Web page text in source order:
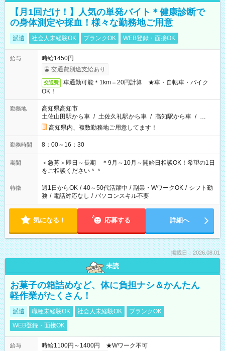
【月1回だけ！】人気の単発バイト＊健康診断で
の身体測定や採血！様々な勤務地ご用意
派遣 社会人未経験OK ブランクOK WEB登録・面接OK
給与
時給1450円
交通費別途支給あり
交通費
車通勤可能＊1km＝20円計算 ★車・自転車・バイク
OK！
勤務地
高知県高知市
土佐山田駅から車 / 土佐久礼駅から車 / 高知駅から車 / …
高知県内、複数勤務地ご用意してます！
勤務時間 8：00～16：30
期間
＜急募＞即日～長期 ＊9月～10月～開始日相談OK！希望の1日
をご相談ください＾＾
特徴 週1日からOK / 40～50代活躍中 / 副業・WワークOK / シフト勤
務 / 電話対応なし / パソコンスキル不要
気になる！ 応募する 詳細へ
掲載日：2026.08.01
未読
お菓子の箱詰めなど、体に負担ナシ＆かんたん
軽作業がたくさん！
派遣 職種未経験OK 社会人未経験OK
ブランクOK
WEB登録・面接OK
給与
時給1100円～1400円 ★Wワーク不可